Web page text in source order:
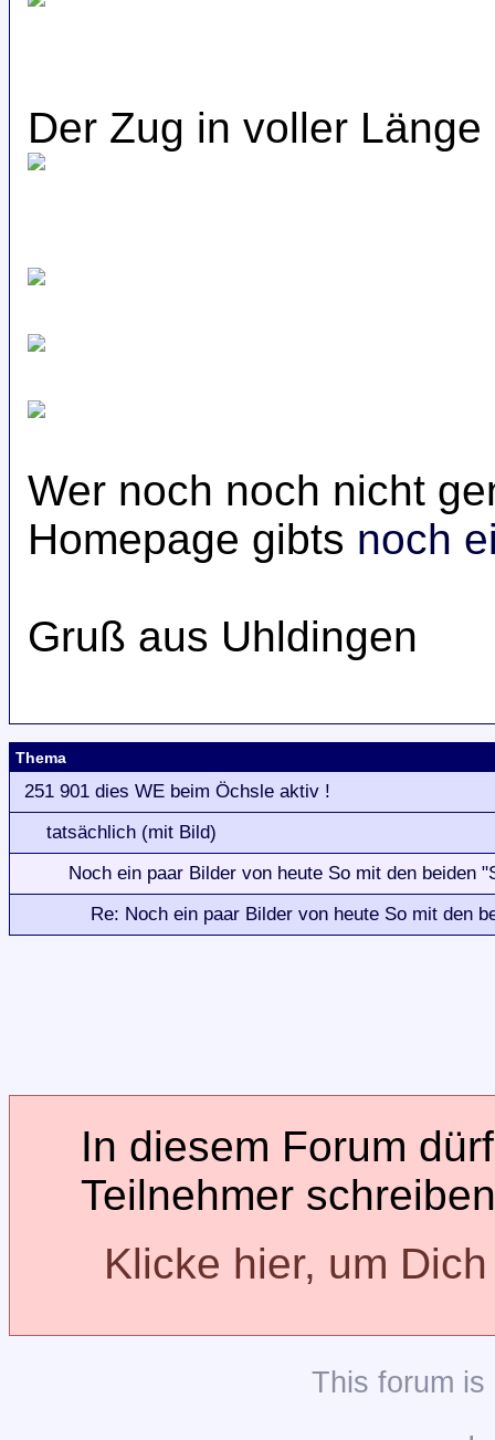
Der Zug in voller Länge
Wer noch noch nicht
Homepage gibts noch
Gruß aus Uhldingen
Thema
251 901 dies WE beim Öchsle aktiv !
tatsächlich (mit Bild)
Noch ein paar Bilder von heute So mit den beiden
Re: Noch ein paar Bilder von heute So mit den
In diesem Forum
Teilnehmer
Klicke hier, um
This forum is